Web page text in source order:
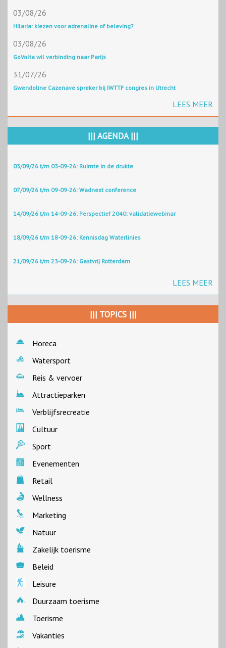
03/08/26
Hilaria: kiezen voor adrenaline of beleving?
03/08/26
GoVolta wil verbinding naar Parijs
31/07/26
Gwendoline Cazenave spreker bij IWTTF congres in Utrecht
LEES MEER
||| AGENDA |||
03/09/26 t/m 03-09-26: Ruimte in de drukte
07/09/26 t/m 09-09-26: Wadnext conference
14/09/26 t/m 14-09-26: Perspectief 2040: validatiewebinar
18/09/26 t/m 18-09-26: Kennisdag Waterlinies
21/09/26 t/m 23-09-26: Gastvrij Rotterdam
LEES MEER
||| TOPICS |||
Horeca
Watersport
Reis & vervoer
Attractieparken
Verblijfsrecreatie
Cultuur
Sport
Evenementen
Retail
Wellness
Marketing
Natuur
Zakelijk toerisme
Beleid
Leisure
Duurzaam toerisme
Toerisme
Vakanties